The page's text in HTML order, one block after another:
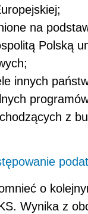
na
Polską
innych
z
o
Wynika z